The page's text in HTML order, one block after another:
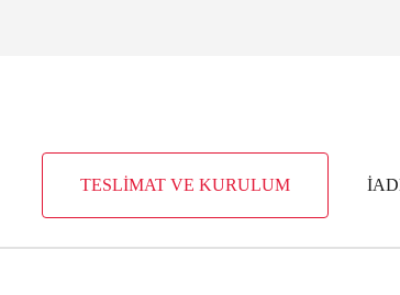
Hacim (m3)
TESLİMAT VE KURULUM